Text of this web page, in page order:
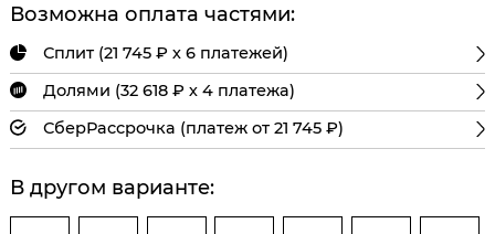
Возможна оплата частями:
Сплит (21 745 ₽ х 6 платежей)
Долями (32 618 ₽ х 4 платежа)
СберРассрочка (платеж от 21 745 ₽)
В другом варианте: